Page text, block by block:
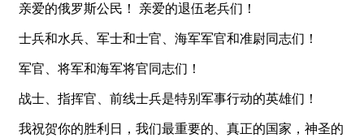
亲爱的俄罗斯公民！ 亲爱的退伍老兵们！
士兵和水兵、军士和士官、海军军官和准尉同志们！
军官、将军和海军将官同志们！
战士、指挥官、前线士兵是特别军事行动的英雄们！
我祝贺你的胜利日，我们最重要的、真正的国家，神圣的